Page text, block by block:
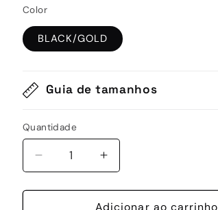
Color
BLACK/GOLD
Guia de tamanhos
Quantidade
Quantidade
Diminuir
a
quantidade
Aumentar
a
quantidade
de
Adicionar ao carrinho